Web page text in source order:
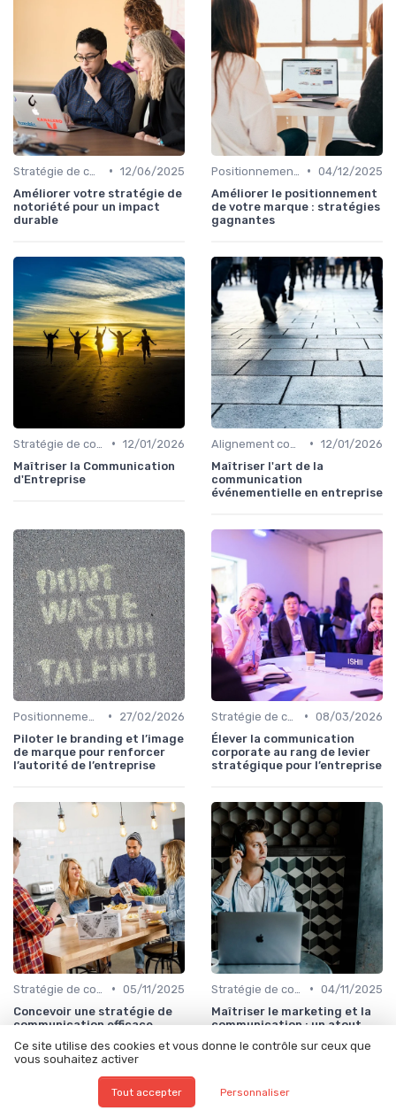
• 12/06/2025
Améliorer votre stratégie de
notoriété pour un impact
durable
• 04/12/2025
Améliorer le positionnement
de votre marque : stratégies
gagnantes
• 12/01/2026
Maîtriser la Communication
d'Entreprise
• 12/01/2026
Maîtriser l'art de la
communication
événementielle en entreprise
•
27/02/2026
Piloter le branding et l’image
de marque pour renforcer
l’autorité de l’entreprise
• 08/03/2026
Élever la communication
corporate au rang de levier
stratégique pour l’entreprise
• 05/11/2025
Concevoir une stratégie de
communication efficace
• 04/11/2025
Maîtriser le marketing et la
communication : un atout
Ce site utilise des cookies et vous donne le contrôle sur ceux que
vous souhaitez activer
Tout accepter Personnaliser